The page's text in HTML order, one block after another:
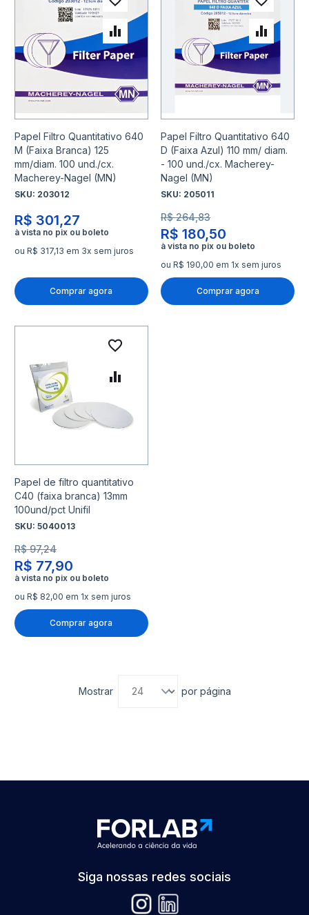
Papel Filtro Quantitativo 640
M (Faixa Branca) 125
mm/diam. 100 und./cx.
Macherey-Nagel (MN)
SKU: 203012
R$ 301,27
ou R$ 317,13 em 3x sem juros
Comprar agora
Adicionar à lista de
Adicionar para Comparar
Papel Filtro Quantitativo 640
D (Faixa Azul) 110 mm/ diam.
- 100 und./cx. Macherey-
Nagel (MN)
SKU: 205011
R$ 180,50
R$ 264,83
ou R$ 190,00 em 1x sem juros
Comprar agora
Papel de filtro quantitativo
C40 (faixa branca) 13mm
100und/pct Unifil
SKU: 5040013
R$ 77,90
R$ 97,24
ou R$ 82,00 em 1x sem juros
Comprar agora
Adicionar à lista de
Adicionar para Comparar
Mostrar por página
Siga nossas redes sociais